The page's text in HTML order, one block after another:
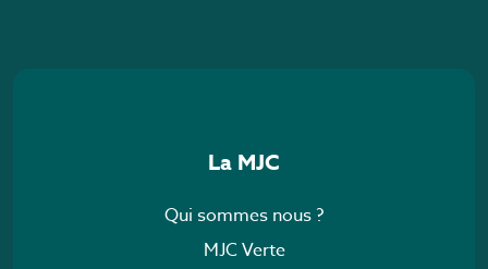
La MJC
Qui sommes nous ?
MJC Verte